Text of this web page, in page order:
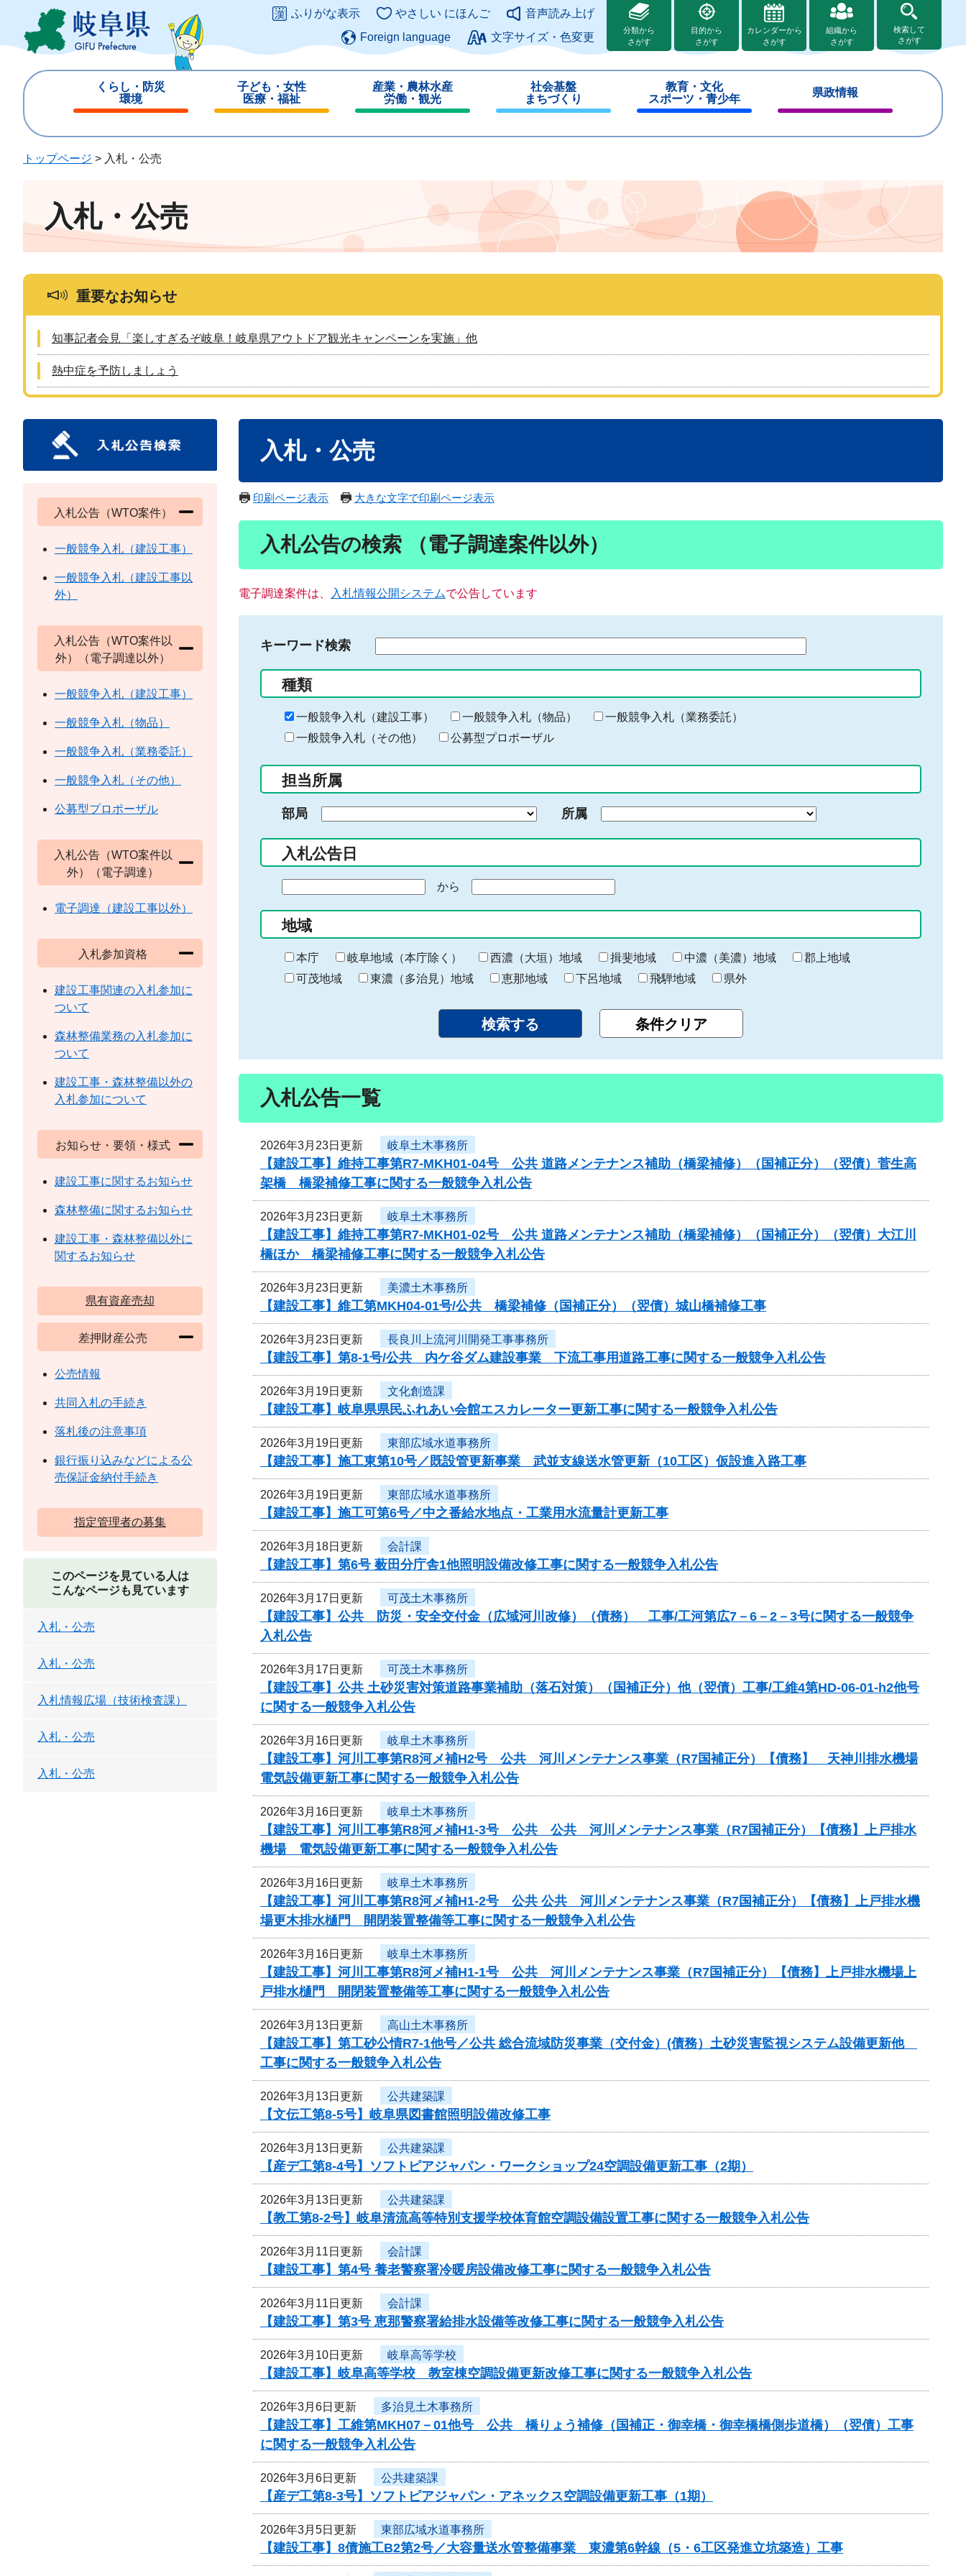
ジ
ュ
このページの本文へ
ふりがな表示 やさしい にほんご
音声読み上げ
Foreign language
文字サイズ・色変更
分類から
さがす
目的から
さがす
カレンダーから
さがす
組織から
さがす
検索して
さがす
くらし・防災
環境
じ
子ども・女性
医療・福祉
じ
産業・農林水産
労働・観光
じ
社会基盤
まちづくり
じ
教育・文化
スポーツ・青少年
じ
県政情報
じ
トップページ > 入札・公売
入札・公売
重要なお知らせ
知事記者会見「楽しすぎるぞ岐阜！岐阜県アウトドア観光キャンペーンを実施」他
熱中症を予防しましょう
入札・公売
印刷ページ表示 大きな文字で印刷ページ表示
入札公告の検索 （電子調達案件以外）
電子調達案件は、 入札情報公開システムで公告しています
キーワード検索
る
キ
ー
ー
入
力
種類
一般競争入札（建設工事） 一般競争入札（物品）
一般競争入札（業務委託）
一般競争入札（その他）
公募型プロポーザル
担当所属
部局 所属
入札公告日
の
始
ま
り
から
終
わ
り
地域
本庁 岐阜地域（本庁除く） 西濃（大垣）地域 揖斐地域 中濃（美濃）地域
郡上地域
可茂地域
東濃（多治見）地域 恵那地域 下呂地域 飛騨地域 県外
入札公告一覧
2026年3月23日更新 岐阜土木事務所
【建設工事】維持工事第R7-MKH01-04号 公共 道路メンテナンス補助（橋梁補修）（国補正分）（翌債）菅生高
架橋 橋梁補修工事に関する一般競争入札公告
2026年3月23日更新 岐阜土木事務所
【建設工事】維持工事第R7-MKH01-02号 公共 道路メンテナンス補助（橋梁補修）（国補正分）（翌債）大江川
橋ほか 橋梁補修工事に関する一般競争入札公告
2026年3月23日更新 美濃土木事務所
【建設工事】維工第MKH04-01号/公共 橋梁補修（国補正分）（翌債）城山橋補修工事
2026年3月23日更新 長良川上流河川開発工事事務所
【建設工事】第8-1号/公共 内ケ谷ダム建設事業 下流工事用道路工事に関する一般競争入札公告
2026年3月19日更新 文化創造課
【建設工事】岐阜県県民ふれあい会館エスカレーター更新工事に関する一般競争入札公告
2026年3月19日更新 東部広域水道事務所
【建設工事】施工東第10号／既設管更新事業 武並支線送水管更新（10工区）仮設進入路工事
2026年3月19日更新 東部広域水道事務所
【建設工事】施工可第6号／中之番給水地点・工業用水流量計更新工事
2026年3月18日更新 会計課
【建設工事】第6号 薮田分庁舎1他照明設備改修工事に関する一般競争入札公告
2026年3月17日更新 可茂土木事務所
【建設工事】公共 防災・安全交付金（広域河川改修）（債務） 工事/工河第広7－6－2－3号に関する一般競争
入札公告
2026年3月17日更新 可茂土木事務所
【建設工事】公共 土砂災害対策道路事業補助（落石対策）（国補正分）他（翌債）工事/工維4第HD-06-01-h2他号
に関する一般競争入札公告
2026年3月16日更新 岐阜土木事務所
【建設工事】河川工事第R8河メ補H2号 公共 河川メンテナンス事業（R7国補正分）【債務】 天神川排水機場
電気設備更新工事に関する一般競争入札公告
2026年3月16日更新 岐阜土木事務所
【建設工事】河川工事第R8河メ補H1-3号 公共 公共 河川メンテナンス事業（R7国補正分）【債務】上戸排水
機場 電気設備更新工事に関する一般競争入札公告
2026年3月16日更新 岐阜土木事務所
【建設工事】河川工事第R8河メ補H1-2号 公共 公共 河川メンテナンス事業（R7国補正分）【債務】上戸排水機
場更木排水樋門 開閉装置整備等工事に関する一般競争入札公告
2026年3月16日更新 岐阜土木事務所
【建設工事】河川工事第R8河メ補H1-1号 公共 河川メンテナンス事業（R7国補正分）【債務】上戸排水機場上
戸排水樋門 開閉装置整備等工事に関する一般競争入札公告
2026年3月13日更新 高山土木事務所
【建設工事】第工砂公情R7-1他号／公共 総合流域防災事業（交付金）(債務）土砂災害監視システム設備更新他
工事に関する一般競争入札公告
2026年3月13日更新 公共建築課
【文伝工第8-5号】岐阜県図書館照明設備改修工事
2026年3月13日更新 公共建築課
【産デ工第8-4号】ソフトピアジャパン・ワークショップ24空調設備更新工事（2期）
2026年3月13日更新 公共建築課
【教工第8-2号】岐阜清流高等特別支援学校体育館空調設備設置工事に関する一般競争入札公告
2026年3月11日更新 会計課
【建設工事】第4号 養老警察署冷暖房設備改修工事に関する一般競争入札公告
2026年3月11日更新 会計課
【建設工事】第3号 恵那警察署給排水設備等改修工事に関する一般競争入札公告
2026年3月10日更新 岐阜高等学校
【建設工事】岐阜高等学校 教室棟空調設備更新改修工事に関する一般競争入札公告
2026年3月6日更新 多治見土木事務所
【建設工事】工維第MKH07－01他号 公共 橋りょう補修（国補正・御幸橋・御幸橋橋側歩道橋）（翌債）工事
に関する一般競争入札公告
2026年3月6日更新 公共建築課
【産デ工第8-3号】ソフトピアジャパン・アネックス空調設備更新工事（1期）
2026年3月5日更新 東部広域水道事務所
【建設工事】8債施工B2第2号／大容量送水管整備事業 東濃第6幹線（5・6工区発進立坑築造）工事
入札公告（WTO案件）
一般競争入札（建設工事）
一般競争入札（建設工事以
外）
入札公告（WTO案件以
外）（電子調達以外）
一般競争入札（建設工事）
一般競争入札（物品）
一般競争入札（業務委託）
一般競争入札（その他）
公募型プロポーザル
入札公告（WTO案件以
外）（電子調達）
電子調達（建設工事以外）
入札参加資格
建設工事関連の入札参加に
ついて
森林整備業務の入札参加に
ついて
建設工事・森林整備以外の
入札参加について
お知らせ・要領・様式
建設工事に関するお知らせ
森林整備に関するお知らせ
建設工事・森林整備以外に
関するお知らせ
県有資産売却
差押財産公売
公売情報
共同入札の手続き
落札後の注意事項
銀行振り込みなどによる公
売保証金納付手続き
指定管理者の募集
このページを見ている人は
こんなページも見ています
入札・公売
入札・公売
入札情報広場（技術検査課）
入札・公売
入札・公売